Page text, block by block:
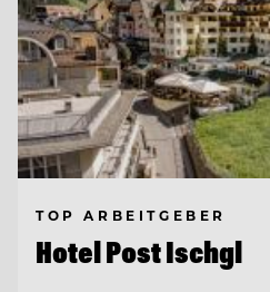
TOP ARBEITGEBER
Hotel Post Ischgl